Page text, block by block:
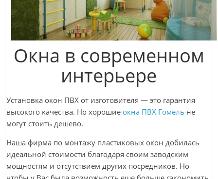
Окна в современном
интерьере
Установка окон ПВХ от изготовителя — это гарантия
высокого качества. Но хорошиеокна ПВХ Гомель не
могут стоить дешево.
Наша фирма по монтажу пластиковых окон добилась
идеальной стоимости благодаря своим заводским
мощностям и отсутствием других посредников. Но